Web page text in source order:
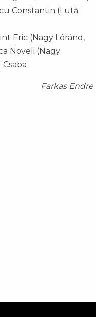
Constantin (Lută
Eric (Nagy Lóránd,
Noveli (Nagy
Farkas Endre